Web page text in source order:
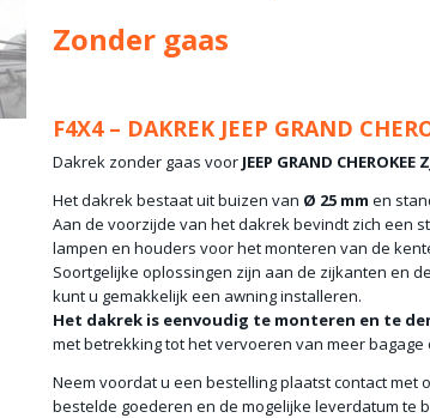
Zonder gaas
F4X4 – DAKREK JEEP GRAND
Dakrek zonder gaas voor JEEP GRAND CHEROKEE
Het dakrek bestaat uit buizen van Ø 25 mm en
Aan de voorzijde van het dakrek bevindt zich een
lampen en houders voor het monteren van de
Soortgelijke oplossingen zijn aan de zijkanten en
kunt u gemakkelijk een awning installeren.
Het dakrek is eenvoudig te monteren en te
met betrekking tot het vervoeren van meer
Neem voordat u een bestelling plaatst contact met
bestelde goederen en de mogelijke leverdatum te